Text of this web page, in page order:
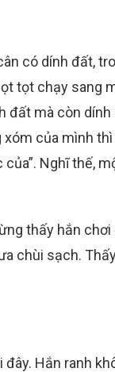
có dính đất,
tọt chạy sang
mà còn
của mình
Nghĩ thế,
thấy hắn
chùi sạch.
Hắn ranh